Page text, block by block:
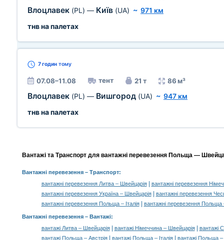
Влоцлавек (PL) — Київ (UA) ~ 971 км
тнв на палетах
7 годин тому
07.08–11.08 тент 21 т 86 м³
Влоцлавек (PL) — Вишгород (UA) ~ 947 км
тнв на палетах
Вантажі та Транспорт для вантажні перевезення Польща —
Вантажні перевезення– Транспорт:
вантажні перевезення Литва – Швейцарія|
вантажні перевезення
вантажні перевезення Україна – Швейцарія|
вантажні перевезення
вантажні перевезення Польща – Італія| вантажні перевезення Польща
Вантажні перевезення – Вантажі:
вантажі Литва – Швейцарія| вантажі Німеччина – Швейцарія|
вантажі
вантажі Польща – Австрія| вантажі Польща – Італія| вантажі Польща –